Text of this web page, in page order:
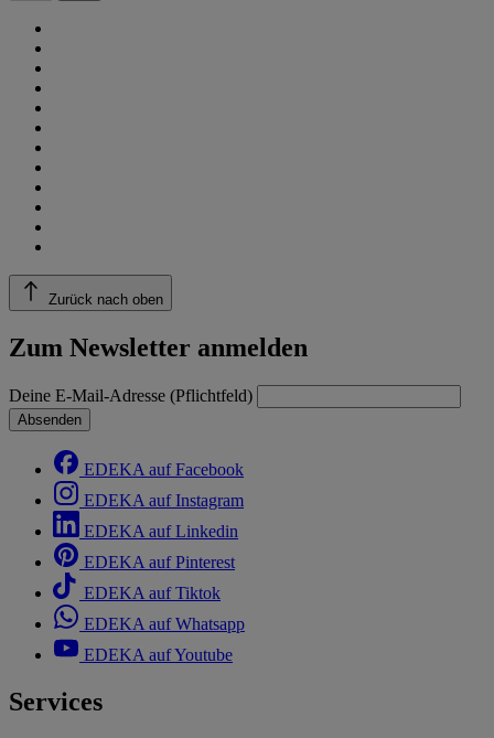
Zurück nach oben
Zum Newsletter anmelden
Deine E-Mail-Adresse (Pflichtfeld)
Absenden
EDEKA auf Facebook
EDEKA auf Instagram
EDEKA auf Linkedin
EDEKA auf Pinterest
EDEKA auf Tiktok
EDEKA auf Whatsapp
EDEKA auf Youtube
Services